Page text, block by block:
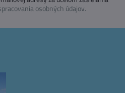
osobných údajov.